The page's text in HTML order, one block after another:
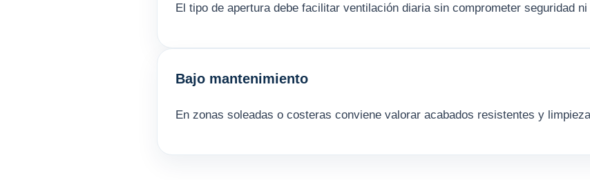
El tipo de apertura debe facilitar ventilación diaria sin comprometer seguridad ni
Bajo mantenimiento
En zonas soleadas o costeras conviene valorar acabados resistentes y